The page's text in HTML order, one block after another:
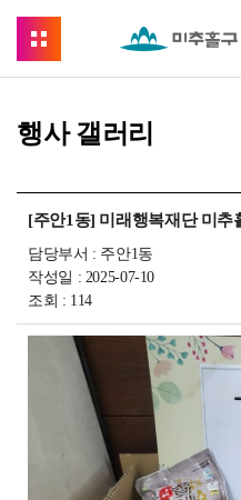
행사 갤러리
[주안1동] 미래행복재단 미추
담당부서 : 주안1동
작성일 : 2025-07-10
조회 : 114